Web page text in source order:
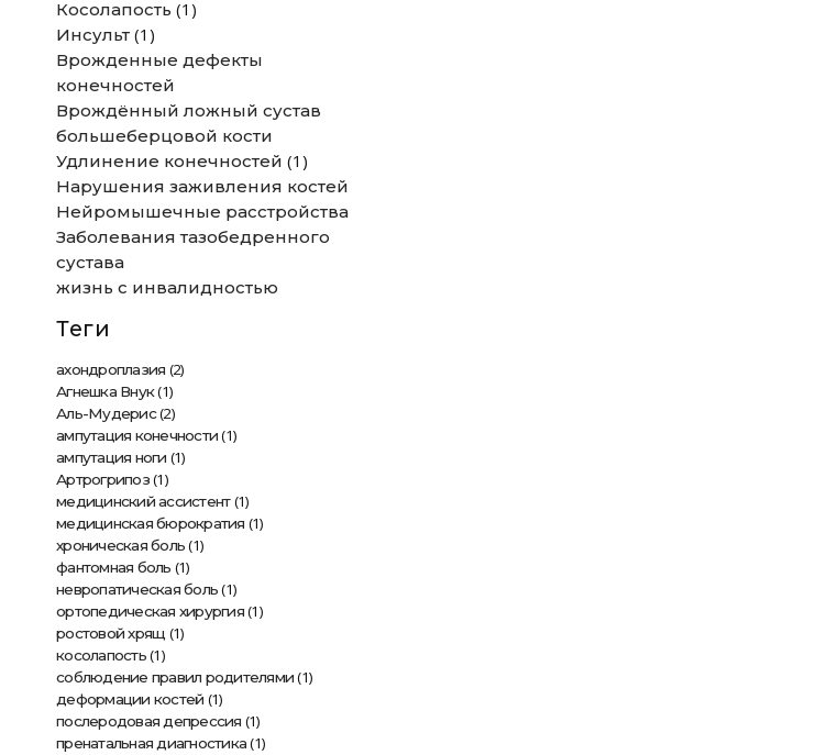
Косолапость (1)
Инсульт (1)
Врожденные дефекты
конечностей
Врождённый ложный сустав
большеберцовой кости
Удлинение конечностей (1)
Нарушения заживления костей
Нейромышечные расстройства
Заболевания тазобедренного
сустава
жизнь с инвалидностью
Теги
ахондроплазия (2)
Агнешка Внук(1)
Аль-Мудерис(2)
ампутация конечности(1)
ампутация ноги (1)
Артрогрипоз(1)
медицинский ассистент(1)
медицинская бюрократия (1)
хроническая боль(1)
фантомная боль (1)
невропатическая боль(1)
ортопедическая хирургия(1)
ростовой хрящ (1)
косолапость(1)
соблюдение правил родителями(1)
деформации костей (1)
послеродовая депрессия (1)
пренатальная диагностика(1)